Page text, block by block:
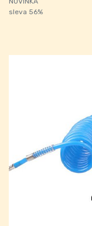
sleva 56%